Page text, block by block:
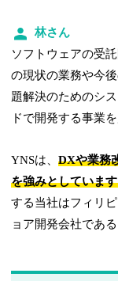
林さん
ソフトウェアの受
の現状の業務や今
題解決のためのシ
ドで開発する事業
YNSは、DXや業務
を強みとしていま
する当社はフィリ
ョア開発会社であ